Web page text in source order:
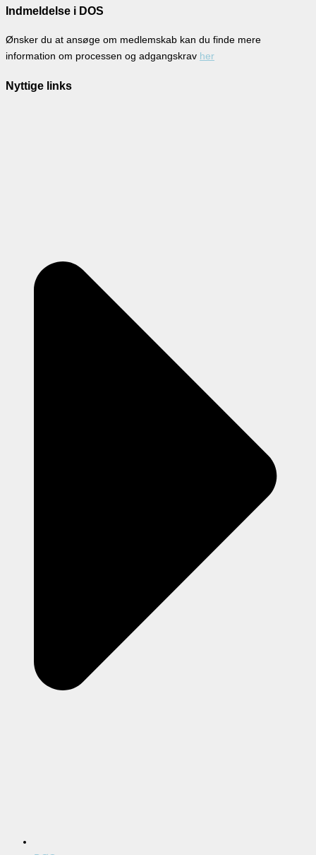
Indmeldelse i DOS
Ønsker du at ansøge om medlemskab kan du finde mere
information om processen og adgangskrav her
Nyttige links